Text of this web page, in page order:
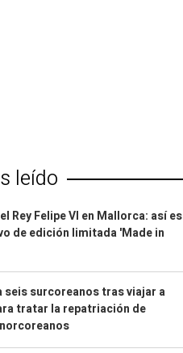
leído
Rey Felipe VI en Mallorca: así es
de edición limitada 'Made in
seis surcoreanos tras viajar a
tratar la repatriación de